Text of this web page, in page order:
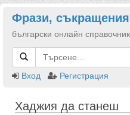
Фрази,
български онлайн справочник
Вход
Регистрация
Хаджия да станеш